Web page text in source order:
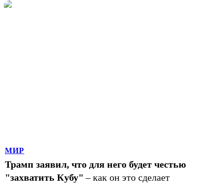
МИР
Трамп заявил, что для него будет честью
"захватить Кубу" – как он это сделает